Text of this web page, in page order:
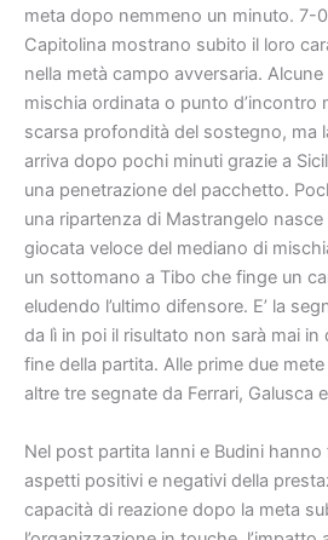
meta dopo nemmeno un minuto. 7-
Capitolina mostrano subito il loro
nella metà campo avversaria.
mischia ordinata o punto d’incontro
scarsa profondità del sostegno, ma
arriva dopo pochi minuti grazie a
una penetrazione del pacchetto.
una ripartenza di Mastrangelo
giocata veloce del mediano di
un sottomano a Tibo che finge un
eludendo l’ultimo difensore. E’ la
da lì in poi il risultato non sarà mai in
fine della partita. Alle prime due
altre tre segnate da Ferrari, Galusca
Nel post partita Ianni e Budini
aspetti positivi e negativi della
capacità di reazione dopo la meta